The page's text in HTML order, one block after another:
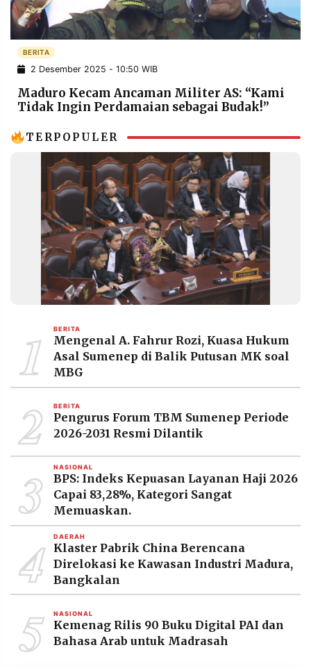
POLICY WARGA
INFORMASI
IKLAN
KIRIM
PENGADUAN TERM
SERVICE
IKUTI
PRAMUDITA
2026
PT.
MEDIA
PRAMUDITA
BERITA
2 Desember 2025 - 10:50 WIB
Maduro Kecam Ancaman Militer AS: “Kami
Tidak Ingin Perdamaian sebagai Budak!”
TERPOPULER
1 BERITA
Mengenal A. Fahrur Rozi, Kuasa Hukum
Asal Sumenep di Balik Putusan MK soal
MBG
2 BERITA
Pengurus Forum TBM Sumenep Periode
2026-2031 Resmi Dilantik
3 NASIONAL
BPS: Indeks Kepuasan Layanan Haji 2026
Capai 83,28%, Kategori Sangat
Memuaskan.
4 DAERAH
Klaster Pabrik China Berencana
Direlokasi ke Kawasan Industri Madura,
Bangkalan
5 NASIONAL
Kemenag Rilis 90 Buku Digital PAI dan
Bahasa Arab untuk Madrasah